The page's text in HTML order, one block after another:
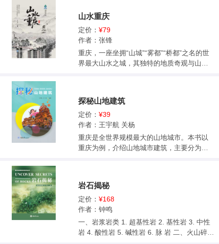
山水重庆
定价： ¥79
作者：张锋
重庆，一座坐拥“山城”“雾都”“桥都”之名的世
界最大山水之城，其独特的地质奇观与山水
城数十亿年的地质演化故事到3000年的人类
文明历史，从构架城市筋骨的六大山系到组
成城市血液的长江水系以及山水融合产生的
自然景观，无不展示着这座中国超大城市跨
越洪荒和穿越历史的诞生历程。通过百余幅
探秘山地建筑
定价： ¥39
作者：王宇航 关杨
重庆是全世界规模最大的山地城市。本书以
重庆为例，介绍山地城市建筑，主要分为魔
结合文字解说，并列举多个科普实验案例，
向公众尤其是青少年讲解山地建筑基本知
识、弘扬工程科学精神、传播工程科学思
想，引导读者身临其境地感受山城建筑的魅
力，激发青少年对土木工程及建筑专业的兴
岩石揭秘
定价： ¥168
作者：钟鸣
一、岩浆岩类 1. 超基性岩 2. 基性岩 3. 中性
岩 4. 酸性岩 5. 碱性岩 6. 脉 岩 二、火山碎屑